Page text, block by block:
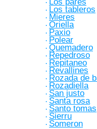
·
· Los tableros
· Mieres
· Oriella
· Paxio
· Polear
· Quemadero
· Repedroso
· Repitaneo
· Revallines
· Rozada de
· Rozadiella
· San justo
· Santa rosa
· Santo tomas
· Sierru
· Someron